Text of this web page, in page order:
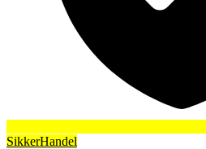
SikkerHandel